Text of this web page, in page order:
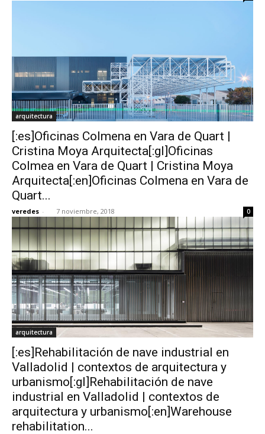
arquitectura
[:es]Oficinas Colmena en Vara de Quart |
Cristina Moya Arquitecta[:gl]Oficinas
Colmea en Vara de Quart | Cristina Moya
Arquitecta[:en]Oficinas Colmena en Vara de
Quart...
veredes - 7 noviembre, 2018 0
arquitectura
[:es]Rehabilitación de nave industrial en
Valladolid | contextos de arquitectura y
urbanismo[:gl]Rehabilitación de nave
industrial en Valladolid | contextos de
arquitectura y urbanismo[:en]Warehouse
rehabilitation...